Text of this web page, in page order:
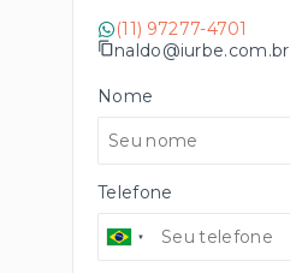
(11) 97277-4701
naldo@iurbe.com.br
Nome
Telefone